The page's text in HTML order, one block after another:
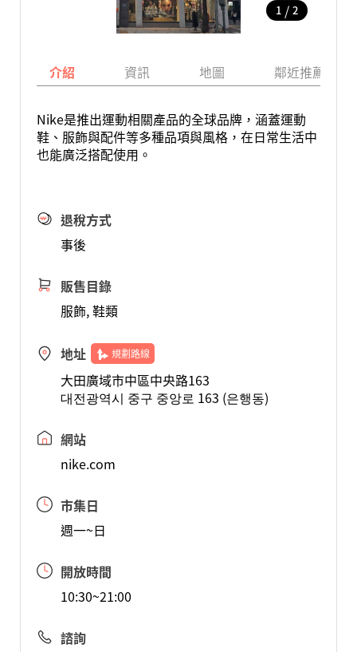
1 / 2
介紹 資訊 地圖 鄰近推薦景點
Nike是推出運動相關產品的全球品牌，涵蓋運動
鞋、服飾與配件等多種品項與風格，在日常生活中
也能廣泛搭配使用。
退稅方式
事後
販售目錄
服飾, 鞋類
地址 規劃路線
大田廣域市中區中央路163
대전광역시 중구 중앙로 163 (은행동)
網站
nike.com
市集日
週一~日
開放時間
10:30~21:00
諮詢